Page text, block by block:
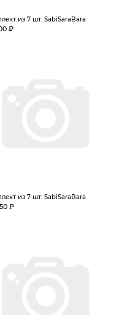
из 7 шт. SabiSaraBara
₽
из 7 шт. SabiSaraBara
₽